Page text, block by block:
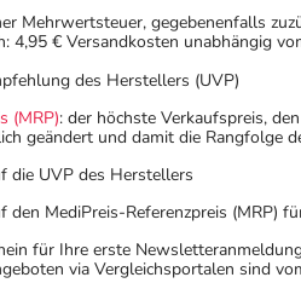
Mehrwertsteuer, gegebenenfalls
4,95 € Versandkosten unabhängig
des Herstellers (UVP)
(MRP): der höchste Verkaufspreis,
geändert und damit die Rangfolge
die UVP des Herstellers
den MediPreis-Referenzpreis (MRP)
für Ihre erste
via Vergleichsportalen sind